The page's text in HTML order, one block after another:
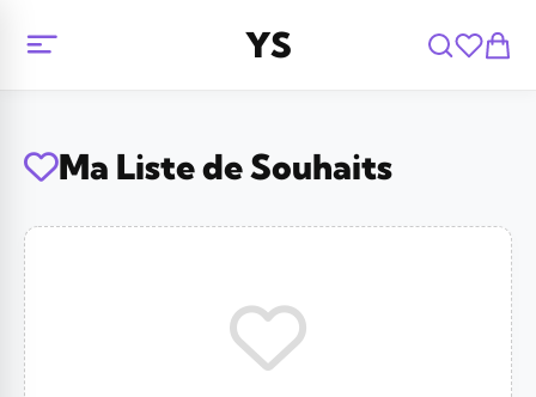
YS
Ma Liste de Souhaits